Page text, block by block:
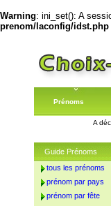
Warning: ini_set(): A
prenom/laconfig/idst.php
Prénoms
A
Guide Prénoms
tous les prénoms
prénom par pays
prénom par fête